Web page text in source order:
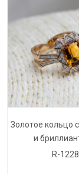
Золотое кольцо
и
R-1228